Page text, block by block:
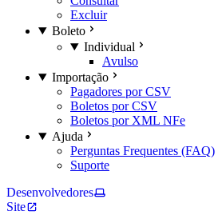
Excluir
Boleto
Individual
Avulso
Importação
Pagadores por CSV
Boletos por CSV
Boletos por XML NFe
Ajuda
Perguntas Frequentes (FAQ)
Suporte
Desenvolvedores
Site